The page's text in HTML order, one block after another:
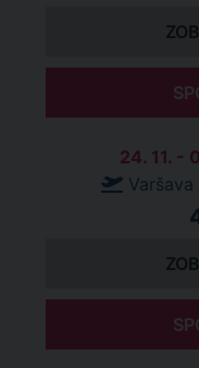
24. 11. -
Varšava